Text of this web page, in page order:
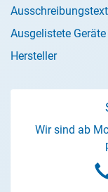
Ausgelistete Geräte
Hersteller
Wir sind ab